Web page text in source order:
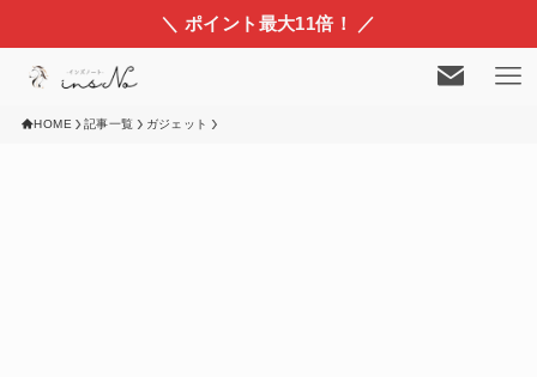
＼ ポイント最大11倍！ ／
HOME 記事一覧 ガジェット